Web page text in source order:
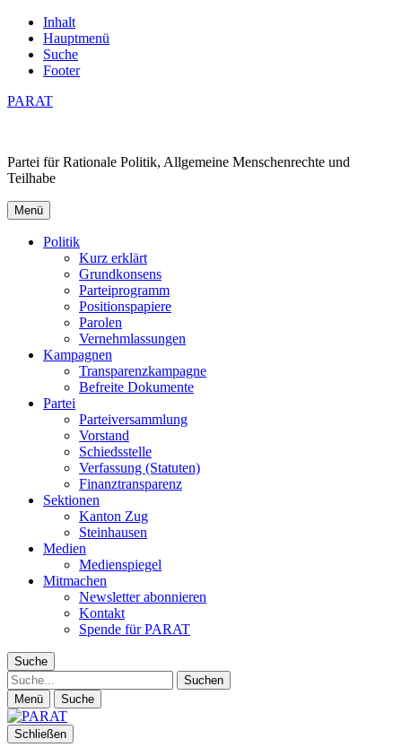
Inhalt
Hauptmenü
Suche
Footer
PARAT
Partei für Rationale Politik, Allgemeine Menschenrechte und
Teilhabe
Menü
Politik
Kurz erklärt
Grundkonsens
Parteiprogramm
Positionspapiere
Parolen
Vernehmlassungen
Kampagnen
Transparenzkampagne
Befreite Dokumente
Partei
Parteiversammlung
Vorstand
Schiedsstelle
Verfassung (Statuten)
Finanztransparenz
Sektionen
Kanton Zug
Steinhausen
Medien
Medienspiegel
Mitmachen
Newsletter abonnieren
Kontakt
Spende für PARAT
Suche
Suche
Menü Suche
Schließen